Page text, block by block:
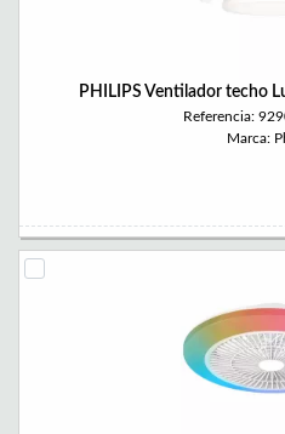
PHILIPS Ventilador techo
Referencia:
Marca: